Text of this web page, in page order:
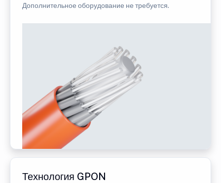
Дополнительное оборудование не требуется.
Технология GPON